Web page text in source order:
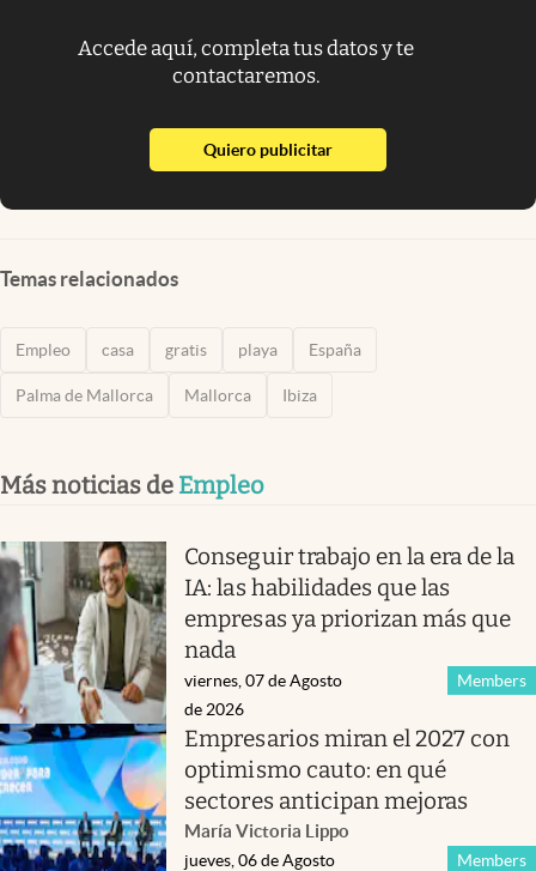
Accede aquí, completa tus datos y te
contactaremos.
Quiero publicitarabre en nueva pestaña
Temas relacionados
Empleo casa gratis playa España
Palma de Mallorca Mallorca Ibiza
Más noticias de Empleo
Conseguir trabajo en la era de la
IA: las habilidades que las
empresas ya priorizan más que
nada
Members
viernes, 07 de Agosto
de 2026
Empresarios miran el 2027 con
optimismo cauto: en qué
sectores anticipan mejoras
María Victoria Lippo
Members
jueves, 06 de Agosto